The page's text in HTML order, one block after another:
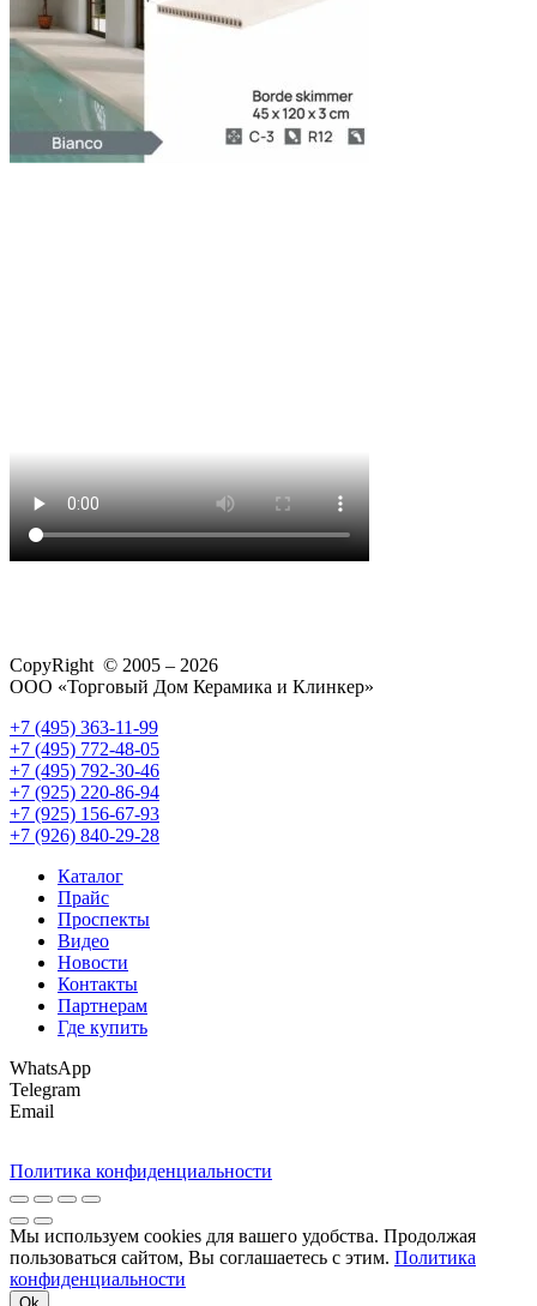
CopyRight © 2005 – 2026
ООО «Торговый Дом Керамика и Клинкер»
+7 (495) 363-11-99
+7 (495) 772-48-05
+7 (495) 792-30-46
+7 (925) 220-86-94
+7 (925) 156-67-93
+7 (926) 840-29-28
Каталог
Прайс
Проспекты
Видео
Новости
Контакты
Партнерам
Где купить
WhatsApp
Telegram
Email
Политика конфиденциальности
Мы используем cookies для вашего удобства. Продолжая
пользоваться сайтом, Вы соглашаетесь с этим. Политика
конфиденциальности